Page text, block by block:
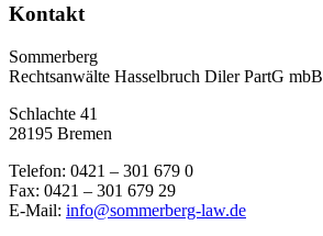
Kon­takt
Sommerberg
Rechtsanwälte Hasselbruch Diler PartG mbB
Schlachte 41
28195 Bre­men
Telefon: 0421 – 301 679 0
Fax: 0421 – 301 679 29
E-Mail: info@sommerberg-law.de